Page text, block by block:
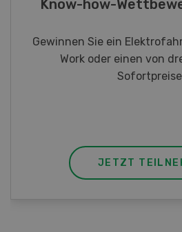
Fotorätsel 07-08/26
Gewinnen Sie eines von fünf
Taschenmessern
JETZT